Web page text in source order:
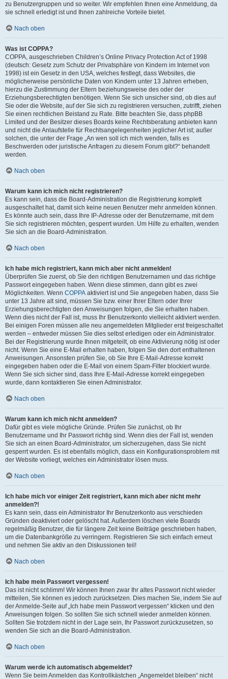
zu Benutzergruppen und so weiter. Wir empfehlen Ihnen eine Anmeldung, da
sie schnell erledigt ist und Ihnen zahlreiche Vorteile bietet.
Nach oben
Was ist COPPA?
COPPA, ausgeschrieben Children’s Online Privacy Protection Act of 1998
(deutsch: Gesetz zum Schutz der Privatsphäre von Kindern im Internet von
1998) ist ein Gesetz in den USA, welches festlegt, dass Websites, die
möglicherweise persönliche Daten von Kindern unter 13 Jahren erheben,
hierzu die Zustimmung der Eltern beziehungsweise des oder der
Erziehungsberechtigten benötigen. Wenn Sie sich unsicher sind, ob dies auf
Sie oder die Website, auf der Sie sich zu registrieren versuchen, zutrifft, ziehen
Sie einen rechtlichen Beistand zu Rate. Bitte beachten Sie, dass phpBB
Limited und der Besitzer dieses Boards keine Rechtsberatung anbieten kann
und nicht die Anlaufstelle für Rechtsangelegenheiten jeglicher Art ist; außer
solchen, die unter der Frage „An wen soll ich mich wenden, falls es
Beschwerden oder juristische Anfragen zu diesem Forum gibt?“ behandelt
werden.
Nach oben
Warum kann ich mich nicht registrieren?
Es kann sein, dass die Board-Administration die Registrierung komplett
ausgeschaltet hat, damit sich keine neuen Benutzer mehr anmelden können.
Es könnte auch sein, dass Ihre IP-Adresse oder der Benutzername, mit dem
Sie sich registrieren möchten, gesperrt wurden. Um Hilfe zu erhalten, wenden
Sie sich an die Board-Administration.
Nach oben
Ich habe mich registriert, kann mich aber nicht anmelden!
Überprüfen Sie zuerst, ob Sie den richtigen Benutzernamen und das richtige
Passwort eingegeben haben. Wenn diese stimmen, dann gibt es zwei
Möglichkeiten. Wenn COPPA aktiviert ist und Sie angegeben haben, dass Sie
unter 13 Jahre alt sind, müssen Sie bzw. einer Ihrer Eltern oder Ihrer
Erziehungsberechtigten den Anweisungen folgen, die Sie erhalten haben.
Wenn dies nicht der Fall ist, muss Ihr Benutzerkonto vielleicht aktiviert werden.
Bei einigen Foren müssen alle neu angemeldeten Mitglieder erst freigeschaltet
werden – entweder müssen Sie dies selbst erledigen oder ein Administrator.
Bei der Registrierung wurde Ihnen mitgeteilt, ob eine Aktivierung nötig ist oder
nicht. Wenn Sie eine E-Mail erhalten haben, folgen Sie den dort enthaltenen
Anweisungen. Ansonsten prüfen Sie, ob Sie Ihre E-Mail-Adresse korrekt
eingegeben haben oder die E-Mail von einem Spam-Filter blockiert wurde.
Wenn Sie sich sicher sind, dass Ihre E-Mail-Adresse korrekt eingegeben
wurde, dann kontaktieren Sie einen Administrator.
Nach oben
Warum kann ich mich nicht anmelden?
Dafür gibt es viele mögliche Gründe. Prüfen Sie zunächst, ob Ihr
Benutzername und Ihr Passwort richtig sind. Wenn dies der Fall ist, wenden
Sie sich an einen Board-Administrator, um sicherzugehen, dass Sie nicht
gesperrt wurden. Es ist ebenfalls möglich, dass ein Konfigurationsproblem mit
der Website vorliegt, welches ein Administrator lösen muss.
Nach oben
Ich habe mich vor einiger Zeit registriert, kann mich aber nicht mehr
anmelden?!
Es kann sein, dass ein Administrator Ihr Benutzerkonto aus verschieden
Gründen deaktiviert oder gelöscht hat. Außerdem löschen viele Boards
regelmäßig Benutzer, die für längere Zeit keine Beiträge geschrieben haben,
um die Datenbankgröße zu verringern. Registrieren Sie sich einfach erneut
und nehmen Sie aktiv an den Diskussionen teil!
Nach oben
Ich habe mein Passwort vergessen!
Das ist nicht schlimm! Wir können Ihnen zwar Ihr altes Passwort nicht wieder
mitteilen, Sie können es jedoch zurücksetzen. Dies machen Sie, indem Sie auf
der Anmelde-Seite auf „Ich habe mein Passwort vergessen“ klicken und den
Anweisungen folgen. So sollten Sie sich schnell wieder anmelden können.
Sollten Sie trotzdem nicht in der Lage sein, Ihr Passwort zurückzusetzen, so
wenden Sie sich an die Board-Administration.
Nach oben
Warum werde ich automatisch abgemeldet?
Wenn Sie beim Anmelden das Kontrollkästchen „Angemeldet bleiben“ nicht